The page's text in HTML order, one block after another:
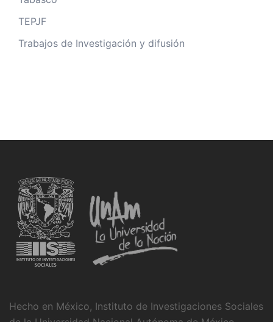
TEPJF
Trabajos de Investigación y difusión
Hecho en México, Instituto de Investigaciones Sociales